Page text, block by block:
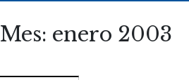
Mes: enero 2003